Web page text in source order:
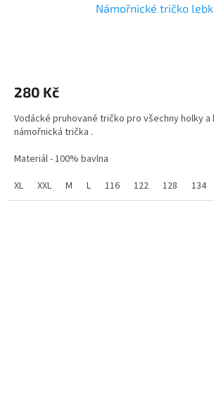
Námořnické tričko
je
z
5
280 Kč
Vodácké pruhované tričko pro všechny holky
námořnická trička .
Materiál - 100% bavlna
XL
XXL M L 116 122 128 134